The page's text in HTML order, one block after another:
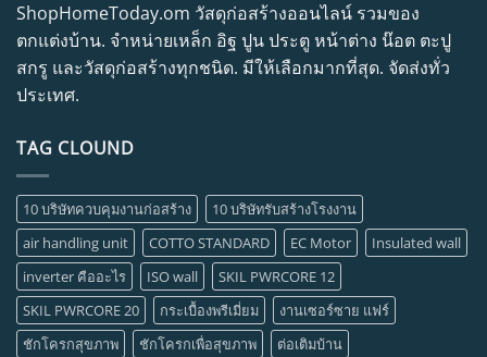
ShopHomeToday.om วัสดุก่อสร้างออนไลน์ รวมของ
ตกแต่งบ้าน. จำหน่ายเหล็ก อิฐ ปูน ประตู หน้าต่าง น๊อต ตะปู
สกรู และวัสดุก่อสร้างทุกชนิด. มีให้เลือกมากที่สุด. จัดส่งทั่ว
ประเทศ.
TAG CLOUND
10 บริษัทควบคุมงานก่อสร้าง
10 บริษัทรับสร้างโรงงาน
air handling unit
COTTO STANDARD EC Motor
Insulated wall
inverter คืออะไร
ISO wall
SKIL PWRCORE 12
SKIL PWRCORE 20
กระเบื้องพรีเมี่ยม
งานเซอร์ซาย แฟร์
ชักโครกสุขภาพ
ชักโครกเพื่อสุขภาพ
ต่อเติมบ้าน